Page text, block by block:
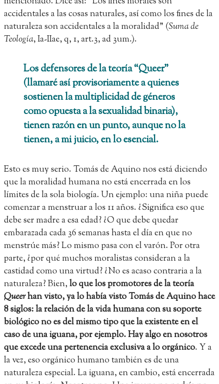
accidentales a las cosas naturales, así como los fines de la
naturaleza son accidentales a la moralidad” (Suma de
Teología, Ia-IIae, q, 1, art.3, ad 3um.).
Los defensores de la teoría “Queer”
(llamaré así provisoriamente a quienes
sostienen la multiplicidad de géneros
como opuesta a la sexualidad binaria),
tienen razón en un punto, aunque no la
tienen, a mi juicio, en lo esencial.
Esto es muy serio. Tomás de Aquino nos está diciendo
que la moralidad humana no está encerrada en los
límites de la sola biología. Un ejemplo: una niña puede
comenzar a menstruar a los 11 años. ¿Significa eso que
debe ser madre a esa edad? ¿O que debe quedar
embarazada cada 36 semanas hasta el día en que no
menstrúe más? Lo mismo pasa con el varón. Por otra
parte, ¿por qué muchos moralistas consideran a la
castidad como una virtud? ¿No es acaso contraria a la
naturaleza? Bien,lo que los promotores de la teoría
Queerhan visto, ya lo había visto Tomás de Aquino hace
8 siglos: la relación de la vida humana con su soporte
biológico no es del mismo tipo que la existente en el
caso de una iguana, por ejemplo. Hay algo en nosotros
que excede una pertenencia exclusiva a lo orgánico. Y a
la vez, eso orgánico humano también es de una
naturaleza especial. La iguana, en cambio, está encerrada